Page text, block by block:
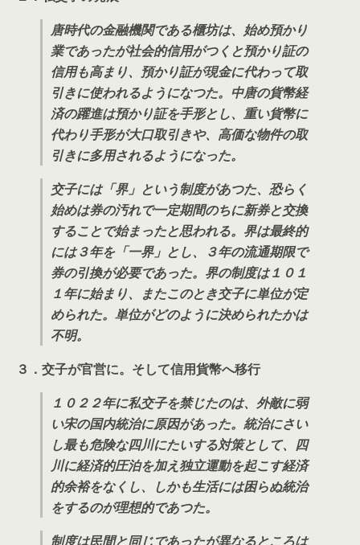
唐時代の金融機関である櫃坊は、始め預かり
業であったが社会的信用がつくと預かり証の
信用も高まり、預かり証が現金に代わって取
引きに使われるようになつた。中唐の貨幣経
済の躍進は預かり証を手形とし、重い貨幣に
代わり手形が大口取引きや、高価な物件の取
引きに多用されるようになった。
交子には「界」という制度があつた、恐らく
始めは券の汚れで一定期間のちに新券と交換
することで始まったと思われる。界は最終的
には３年を「一界」とし、３年の流通期限で
券の引換が必要であった。界の制度は１０１
１年に始まり、またこのとき交子に単位が定
められた。単位がどのように決められたかは
不明。
３．交子が官営に。そして信用貨幣へ移行
１０２２年に私交子を禁じたのは、外敵に弱
い宋の国内統治に原因があった。統治にさい
し最も危険な四川にたいする対策として、四
川に経済的圧泊を加え独立運動を起こす経済
的余裕をなくし、しかも生活には困らぬ統治
をするのが理想的であつた。
制度は民間と同じであったが異なるところは